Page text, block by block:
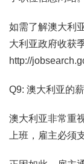
如需了解澳大利
大利亚政府收获
http://
Q9: 澳大利亚的
澳大利亚非常重
上班，雇主必须